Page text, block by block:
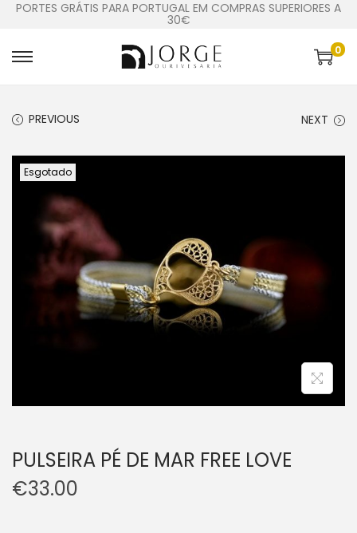
PORTES GRÁTIS PARA PORTUGAL EM COMPRAS SUPERIORES A
30€
0
PREVIOUS NEXT
Esgotado
PULSEIRA PÉ DE MAR FREE LOVE
€33.00